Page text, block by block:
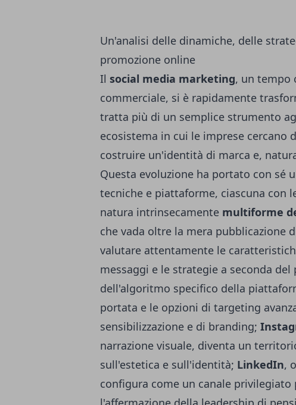
Un'analisi delle dinamiche, delle
promozione online
Il social media marketing, un tempo
commerciale, si è rapidamente
tratta più di un semplice strumento
ecosistema in cui le imprese
costruire un'identità di marca e,
Questa evoluzione ha portato con sé
tecniche e piattaforme, ciascuna con
natura intrinsecamente multiforme
che vada oltre la mera pubblicazione
valutare attentamente le
messaggi e le strategie a seconda
dell'algoritmo specifico della
portata e le opzioni di targeting
sensibilizzazione e di branding;
narrazione visuale, diventa un
sull'estetica e sull'identità; LinkedIn,
configura come un canale privilegiato